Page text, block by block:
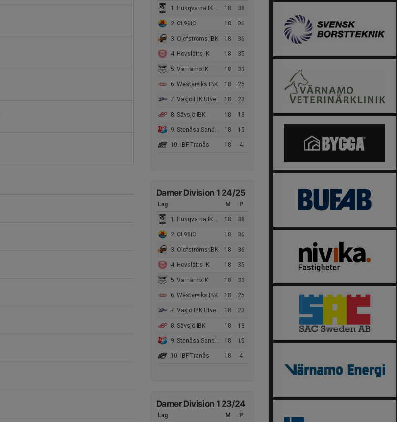
1. Husqvarna IK Dam 18 38
2. CL98IC 18 36
3. Olofströms IBK 18 36
4. Hovslätts IK 18 35
5. Värnamo IK 18 33
6. Westerviks IBK 18 25
7. Växjö IBK Utveckling 18 23
8. Sävsjö IBK 18 18
9. Stenåsa-Sandby-Gårdby IF 18 15
10. IBF Tranås 18 4
Damer Division 1 24/25
Lag M P
1. Husqvarna IK Dam 18 38
2. CL98IC 18 36
3. Olofströms IBK 18 36
4. Hovslätts IK 18 35
5. Värnamo IK 18 33
6. Westerviks IBK 18 25
7. Växjö IBK Utveckling 18 23
8. Sävsjö IBK 18 18
9. Stenåsa-Sandby-Gårdby IF 18 15
10. IBF Tranås 18 4
Damer Division 1 23/24
Lag M P